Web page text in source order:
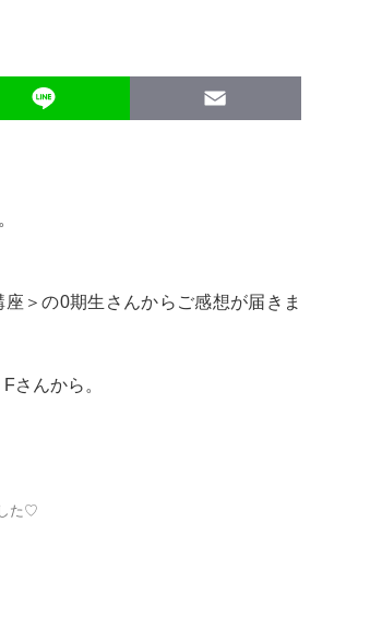
＞の0期生さんからご感想が届きま
さんから。
た♡